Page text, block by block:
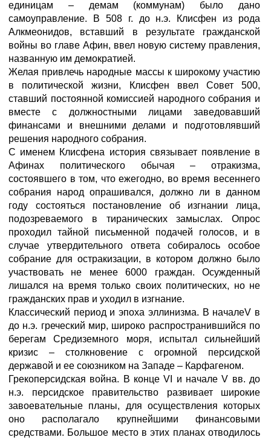
единицам – демам (коммунам) было дано
самоуправление. В 508 г. до н.э. Клисфен из рода
Алкмеонидов, вставший в результате гражданской
войны во главе Афин, ввел новую систему правления,
названную им демократией.
Желая привлечь народные массы к широкому участию
в политической жизни, Клисфен ввел Совет 500,
ставший постоянной комиссией народного собрания и
вместе с должностными лицами заведовавший
финансами и внешними делами и подготовлявший
решения народного собрания.
С именем Клисфена история связывает появление в
Афинах политического обычая – отракизма,
состоявшего в том, что ежегодно, во время весеннего
собрания народ опрашивался, должно ли в данном
году состояться постановление об изгнании лица,
подозреваемого в тиранических замыслах. Опрос
проходил тайной письменной подачей голосов, и в
случае утвердительного ответа собиралось особое
собрание для остракизации, в котором должно было
участвовать не менее 6000 граждан. Осужденный
лишался на время только своих политических, но не
гражданских прав и уходил в изгнание.
Классический период и эпоха эллинизма. В началеV в
до н.э. греческий мир, широко распространившийся по
берегам Средиземного моря, испытал сильнейший
кризис – столкновение с огромной персидской
державой и ее союзником на Западе – Карфагеном.
Грекоперсидская война. В конце VI и начале V вв. до
н.э. персидское правительство развивает широкие
завоевательные планы, для осуществления которых
оно располагало крупнейшими финансовыми
средствами. Большое место в этих планах отводилось